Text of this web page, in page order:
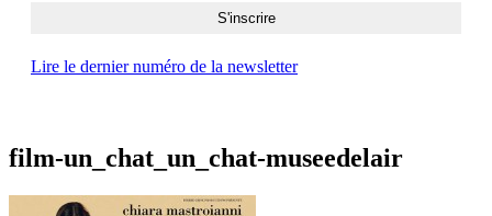
Lire le dernier numéro de la newsletter
film-un_chat_un_chat-museedelair